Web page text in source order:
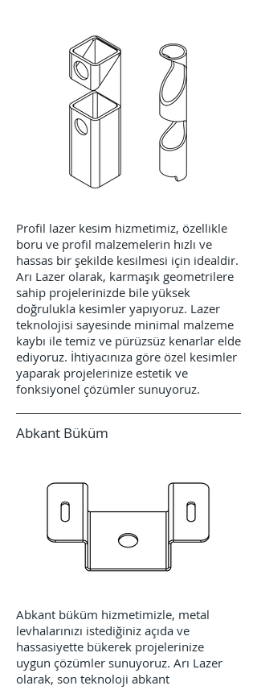
Profil lazer kesim hizmetimiz, özellikle
boru ve profil malzemelerin hızlı ve
hassas bir şekilde kesilmesi için idealdir.
Arı Lazer olarak, karmaşık geometrilere
sahip projelerinizde bile yüksek
doğrulukla kesimler yapıyoruz. Lazer
teknolojisi sayesinde minimal malzeme
kaybı ile temiz ve pürüzsüz kenarlar elde
ediyoruz. İhtiyacınıza göre özel kesimler
yaparak projelerinize estetik ve
fonksiyonel çözümler sunuyoruz.
Abkant Büküm
Abkant büküm hizmetimizle, metal
levhalarınızı istediğiniz açıda ve
hassasiyette bükerek projelerinize
uygun çözümler sunuyoruz. Arı Lazer
olarak, son teknoloji abkant